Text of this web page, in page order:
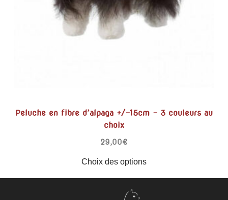
Peluche en fibre d’alpaga +/-15cm – 3 couleurs au
choix
29,00€
Choix des options